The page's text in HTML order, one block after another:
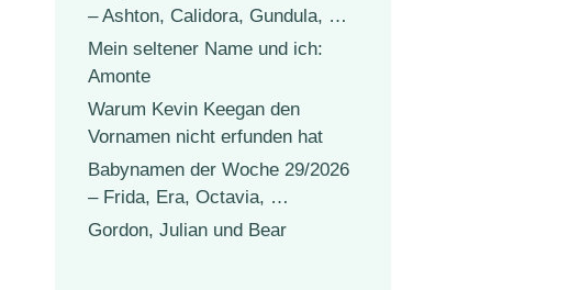
– Ashton, Calidora, Gundula, …
Mein seltener Name und ich:
Amonte
Warum Kevin Keegan den
Vornamen nicht erfunden hat
Babynamen der Woche 29/2026
– Frida, Era, Octavia, …
Gordon, Julian und Bear